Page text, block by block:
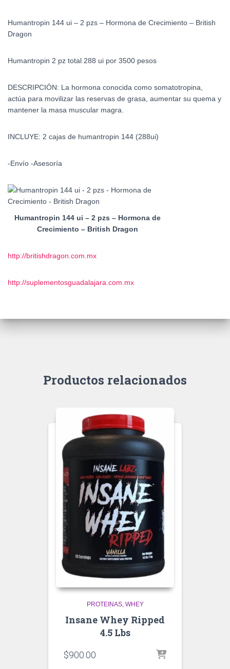
Dragon
cantidad
Humantropin 144 ui – 2 pzs – Hormona de Crecimiento – British
Dragon
Humantropin 2 pz total 288 ui por 3500 pesos
DESCRIPCIÓN: La hormona conocida como somatotropina,
actúa para movilizar las reservas de grasa, aumentar su quema y
mantener la masa muscular magra.
INCLUYE: 2 cajas de humantropin 144 (288ui)
-Envío -Asesoría
Humantropin 144 ui – 2 pzs – Hormona de
Crecimiento – British Dragon
http://britishdragon.com.mx
http://suplementosguadalajara.com.mx
Productos relacionados
PROTEINAS WHEY
Insane Whey Ripped
4.5 Lbs
$900.00